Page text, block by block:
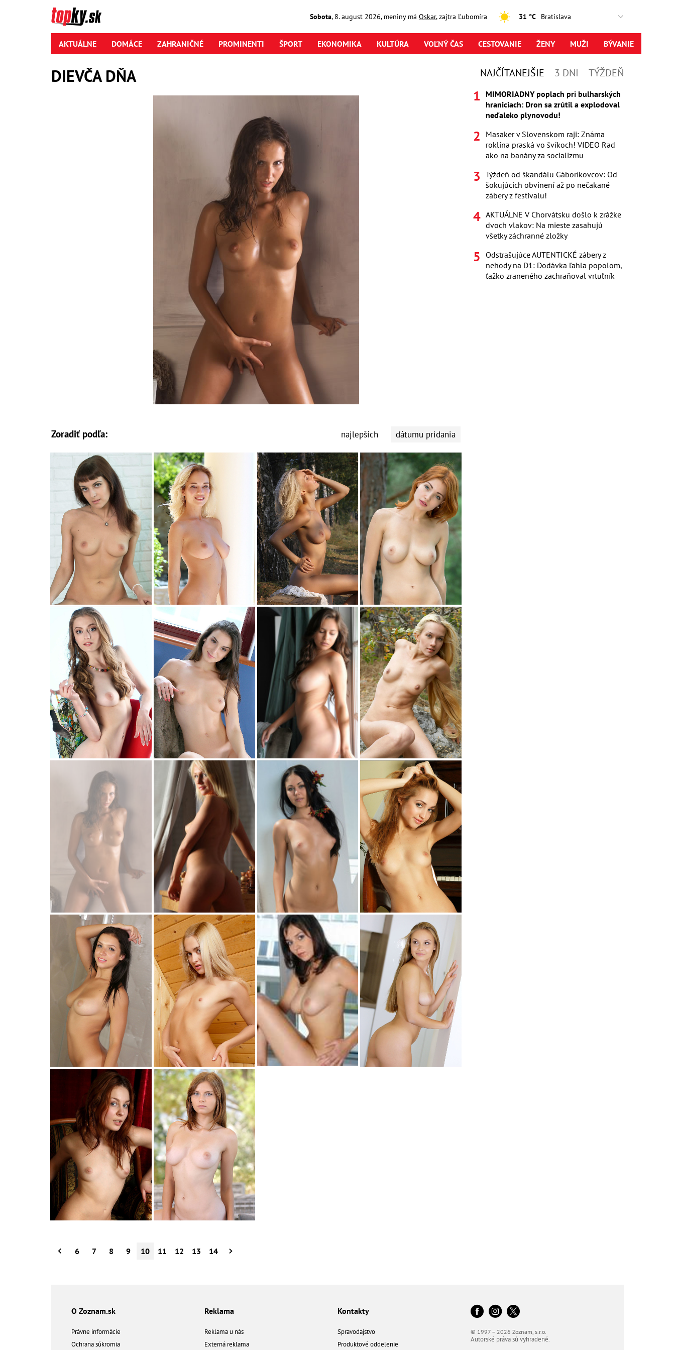
Sobota, 8. august2026, meniny má Oskar, zajtra Ľubomíra 31 °C
AKTUÁLNE DOMÁCE ZAHRANIČNÉ PROMINENTI ŠPORT EKONOMIKA KULTÚRA VOĽNÝ ČAS CESTOVANIE ŽENY MUŽI BÝVANIE
DIEVČA DŇA
Zoradiť podľa: najlepších dátumu pridania
6 7 8 9 10 11 12 13 14
NAJČÍTANEJŠIE 3 DNI TÝŽDEŇ
MIMORIADNY poplach pri bulharských
hraniciach: Dron sa zrútil a explodoval
neďaleko plynovodu!
Masaker v Slovenskom raji: Známa
roklina praská vo švíkoch! VIDEO Rad
ako na banány za socializmu
Týždeň od škandálu Gáboríkovcov: Od
šokujúcich obvinení až po nečakané
zábery z festivalu!
AKTUÁLNE V Chorvátsku došlo k zrážke
dvoch vlakov: Na mieste zasahujú
všetky záchranné zložky
Odstrašujúce AUTENTICKÉ zábery z
nehody na D1: Dodávka ľahla popolom,
ťažko zraneného zachraňoval vrtuľník
O Zoznam.sk
Právne informácie
Ochrana súkromia
Reklama
Reklama u nás
Externá reklama
Kontakty
Spravodajstvo
Produktové oddelenie
© 1997 – 2026 Zoznam, s.r.o.
Autorské práva sú vyhradené.